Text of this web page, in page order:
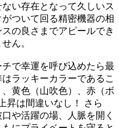
い存在となって久しいス
ついて回る精密機器の相
の良さまでアピールでき
ん。
で幸運を呼び込めたら最
ラッキーカラーであるこ
黄色（山吹色）、赤（ボ
昇は間違いなし！ さら
や活躍の場、人脈を開く